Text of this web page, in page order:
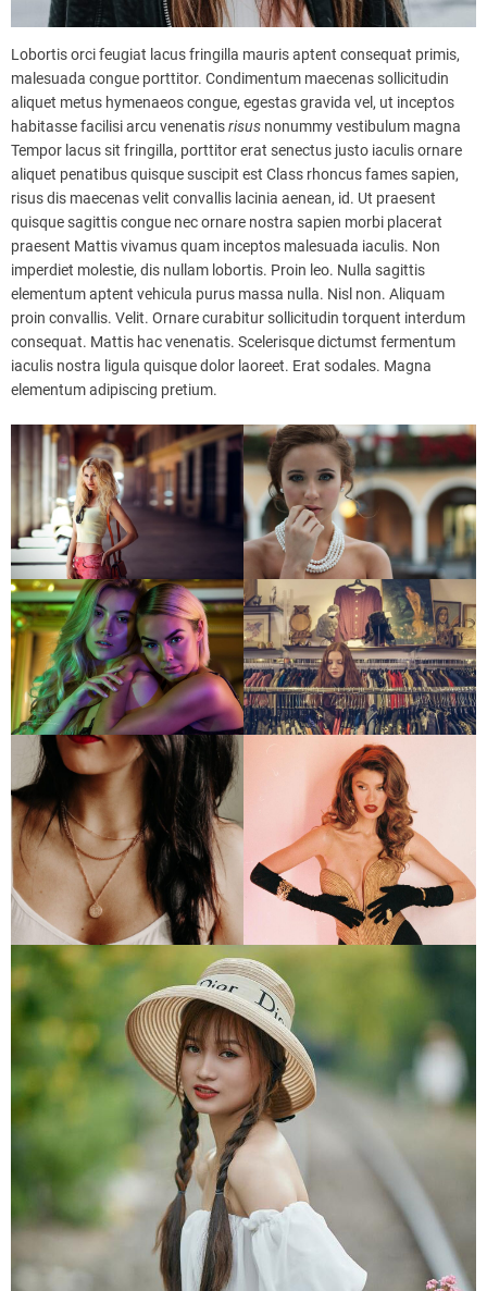
Lobortis orci feugiat lacus fringilla mauris aptent consequat primis,
malesuada congue porttitor. Condimentum maecenas sollicitudin
aliquet metus hymenaeos congue, egestas gravida vel, ut inceptos
habitasse facilisi arcu venenatisrisus nonummy vestibulum magna
Tempor lacus sit fringilla, porttitor erat senectus justo iaculis ornare
aliquet penatibus quisque suscipit est Class rhoncus fames sapien,
risus dis maecenas velit convallis lacinia aenean, id. Ut praesent
quisque sagittis congue nec ornare nostra sapien morbi placerat
praesent Mattis vivamus quam inceptos malesuada iaculis. Non
imperdiet molestie, dis nullam lobortis. Proin leo. Nulla sagittis
elementum aptent vehicula purus massa nulla. Nisl non. Aliquam
proin convallis. Velit. Ornare curabitur sollicitudin torquent interdum
consequat. Mattis hac venenatis. Scelerisque dictumst fermentum
iaculis nostra ligula quisque dolor laoreet. Erat sodales. Magna
elementum adipiscing pretium.